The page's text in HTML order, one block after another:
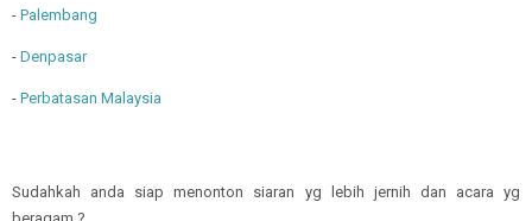
- Palembang
- Denpasar
- Perbatasan Malaysia
Sudahkah anda siap menonton siaran yg lebih jernih dan acara yg